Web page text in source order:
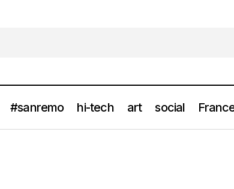
#sanremo hi-tech art social